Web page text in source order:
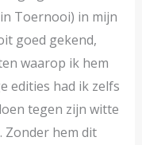
Toernooi) in mijn
goed gekend,
waarop ik hem
edities had ik zelfs
tegen zijn witte
Zonder hem dit